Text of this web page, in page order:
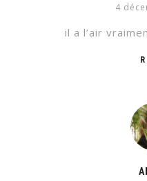
4
il a l’air